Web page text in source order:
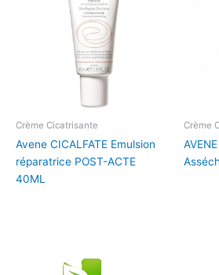
Crème Cicatrisante
Avene CICALFATE Emulsion
réparatrice POST-ACTE
40ML
Crème